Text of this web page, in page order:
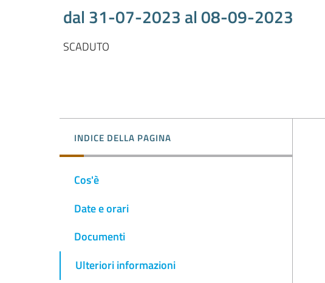
dal 31-07-2023 al 08-09-2023
SCADUTO
INDICE DELLA PAGINA
Cos'è
Date e orari
Documenti
Ulteriori informazioni